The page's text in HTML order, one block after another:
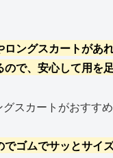
ロングスカートがあ
で、安心して用を足
スカートがおすすめ
でゴムでサッとサイ